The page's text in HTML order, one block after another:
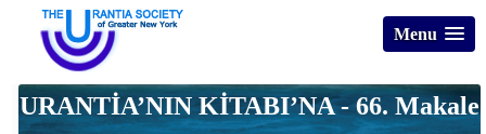
Menu
URANTİA’NIN KİTABI’NA - 66. Makale